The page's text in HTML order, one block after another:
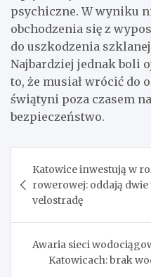
psychiczne. W wyniku
obchodzenia się z
do uszkodzenia
Najbardziej jednak boli
to, że musiał wrócić do
świątyni poza czasem
bezpieczeństwo.
wpisu
Katowice inwestują w
rowerowej: oddają
velostradę
Awaria sieci
Katowicach: brak